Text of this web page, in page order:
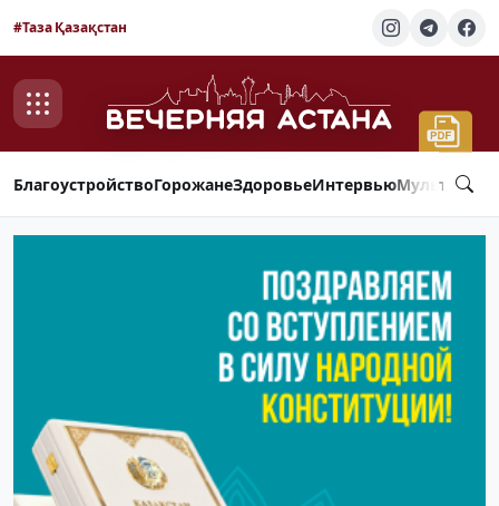
#Таза Қазақстан
БлагоустройствоГорожанеЗдоровьеИнтервью